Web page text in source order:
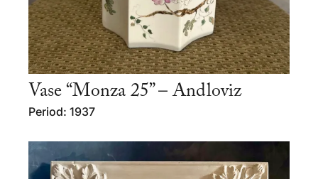
Vase “Monza 25” – Andloviz
Period: 1937